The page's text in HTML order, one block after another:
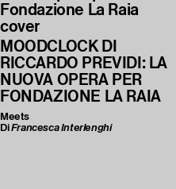
MOODCLOCK DI
RICCARDO PREVIDI: LA
NUOVA OPERA PER
FONDAZIONE LA RAIA
Meets
DiFrancesca Interlenghi